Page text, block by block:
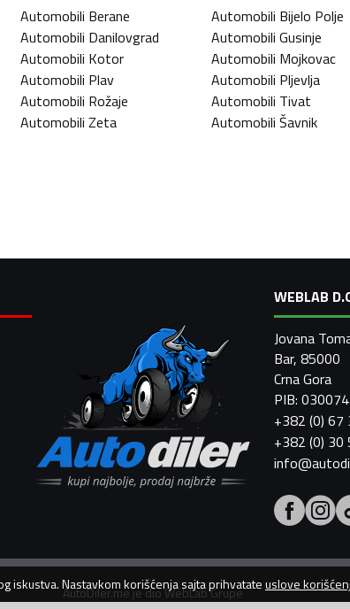
Automobili Berane Automobili Bijelo Polje
Automobili Danilovgrad Automobili Gusinje
Automobili Kotor Automobili Mojkovac
Automobili Plav Automobili Pljevlja
Automobili Rožaje Automobili Tivat
Automobili Zeta Automobili Šavnik
WEBLAB
Jovana
Bar, 85000
Crna Gora
PIB:
+382 (0) 67
+382 (0) 30
AutoDiler.me je dioWebLab Grupe
iskustva. Nastavkom korišćenja sajta prihvatateuslove